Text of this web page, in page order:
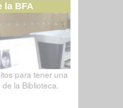
la BFA
para tener una
la Biblioteca.